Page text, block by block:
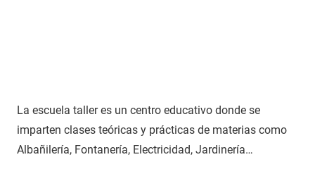
La escuela taller es un centro educativo donde se
imparten clases teóricas y prácticas de materias como
Albañilería, Fontanería, Electricidad, Jardinería…